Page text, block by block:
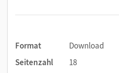
Format
Download
Seitenzahl
18